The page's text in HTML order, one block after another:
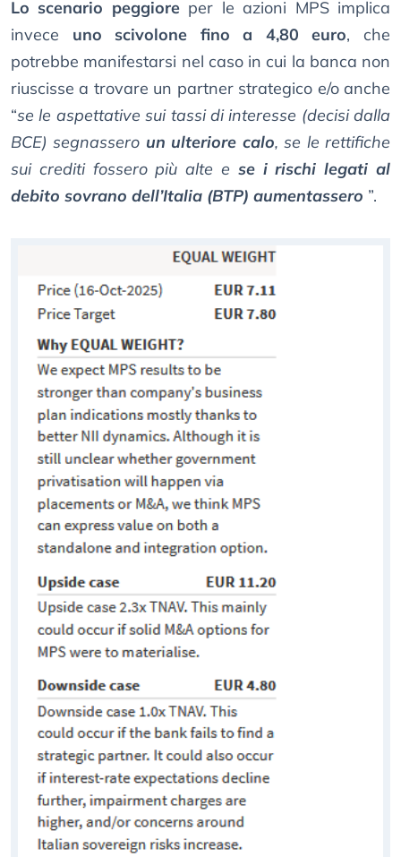
Lo scenario peggioreper le azioni MPS implica
invece uno scivolone fino a 4,80 euro, che
potrebbe manifestarsi nel caso in cui la banca non
riuscisse a trovare un partner strategico e/o anche
“se le aspettative sui tassi di interesse (decisi dalla
BCE) segnassero un ulteriore calo, se le rettifiche
sui crediti fossero più alte e se i rischi legati al
debito sovrano dell’Italia (BTP) aumentassero ”.